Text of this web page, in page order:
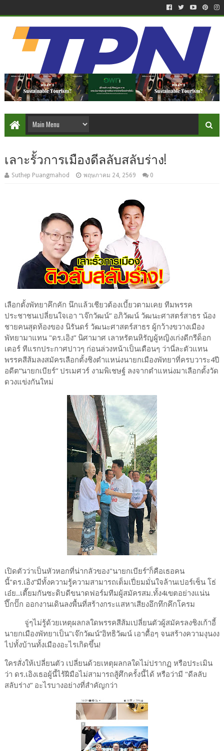
เลาะรั้วการเมืองดีลลับสลับร่าง!
Suthep Puangmahod พฤษภาคม 24, 2569 0
เลือกตั้งพัทยาคึกคัก นึกแล้วเชียวต้องเบี้ยวตามเคย ทีมพรรค
ประชาชนเปลี่ยนใจเอา “เจ๊กวัฒน์” อภิวัฒน์ วัฒนะศาสตร์สาธร น้อง
ชายคนสุดท้องของ นิรันดร์ วัฒนะศาสตร์สาธร ผู้กว้างขวางเมือง
พัทยามาแทน "ดร.เอิง” นิศามาศ เลาหรัตนหิรัญผู้หญิงเก่งดีกรีด็อก
เตอร์ ทีแรกประกาศปาวๆ ก่อนล่วงหน้าเป็นเดือนๆ ว่านี่ละตัวแทน
พรรคสีส้มลงสมัครเลือกตั้งชิงตำแหน่งนายกเมืองพัทยาที่ครบวาระ4ปี
อดีต“นายกเบียร์” ปรเมศวร์ งามพิเชษฐ์ ลงจากตำแหน่งมาเลือกตั้งวัด
ดวงแข่งกันใหม่
เปิดตัวว่าเป็นหัวหอกที่น่ากลัวของ"นายกเบียร์”ก็คือเธอคน
นี้"ดร.เอิง”มีทั้งความรู้ความสามารถเต็มเปี่ยมมั่นใจล้านเปอร์เซ็น โธ่
เอ๋ย..เตี๊ยมกันซะดิบดีขนาดฟอร์มทีมผู้สมัครสม.ทั้ง4เขตอย่างแน่น
ปึ๊กปั๊ก ออกงานเดินลงพื้นที่สร้างกระแสหาเสียงอึกทึกคึกโครม
จู่ๆไม่รู้ด้วยเหตุผลกลใดพรรคสีส้มเปลี่ยนตัวผู้สมัครลงชิงเก้าอี้
นายกเมืองพัทยาเป็น"เจ๊กวัฒน์”อิทธิวัฒน์ เอาดื้อๆ จนสร้างความงุนงง
ไปทั้งบ้านทั้งเมืองอะไรเกิดขึ้น!
ใครสั่งให้เปลี่ยนตัว เปลี่ยนด้วยเหตุผลกลใดไม่ปรากฏ หรือประเมิน
ว่า ดร.เอิงเธอผู้นี้ไร้ฝีมือไม่สามารถสู้ศึกครั้งนี้ได้ หรือว่ามี "ดีลลับ
สลับร่าง” อะไรบางอย่างที่สำคัญกว่า